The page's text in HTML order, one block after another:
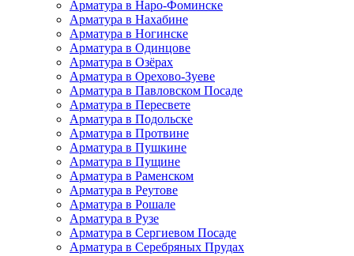
Арматура в Наро-Фоминске
Арматура в Нахабине
Арматура в Ногинске
Арматура в Одинцове
Арматура в Озёрах
Арматура в Орехово-Зуеве
Арматура в Павловском Посаде
Арматура в Пересвете
Арматура в Подольске
Арматура в Протвине
Арматура в Пушкине
Арматура в Пущине
Арматура в Раменском
Арматура в Реутове
Арматура в Рошале
Арматура в Рузе
Арматура в Сергиевом Посаде
Арматура в Серебряных Прудах